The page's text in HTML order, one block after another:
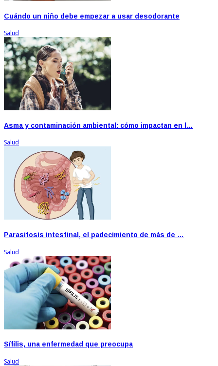
Cuándo un niño debe empezar a usar desodorante
Salud
Asma y contaminación ambiental: cómo impactan en l…
Salud
Parasitosis intestinal, el padecimiento de más de …
Salud
Sífilis, una enfermedad que preocupa
Salud